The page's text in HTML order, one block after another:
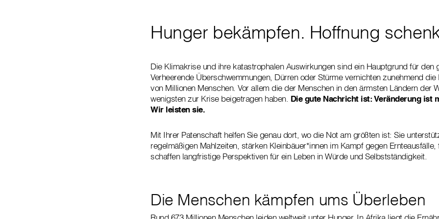
Hunger bekämpfen. Hoffnung
Die Klimakrise und ihre katastrophalen Auswirkungen sind ein Hauptgrund für den
Verheerende Überschwemmungen, Dürren oder Stürme vernichten zunehmend
von Millionen Menschen. Vor allem die der Menschen in den ärmsten Ländern der
wenigsten zur Krise beigetragen haben. Die gute Nachricht ist: Veränderung ist
Wir leisten sie.
Mit Ihrer Patenschaft helfen Sie genau dort, wo die Not am größten ist: Sie
regelmäßigen Mahlzeiten, stärken Kleinbäuer*innen im Kampf gegen
schaffen langfristige Perspektiven für ein Leben in Würde und Selbstständigkeit.
Die Menschen kämpfen ums Überleben